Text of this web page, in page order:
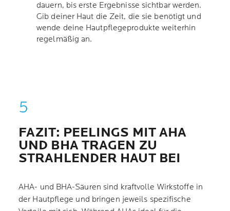
dauern, bis erste Ergebnisse sichtbar werden.
Gib deiner Haut die Zeit, die sie benötigt und
wende deine Hautpflegeprodukte weiterhin
regelmäßig an.
FAZIT: PEELINGS MIT AHA
UND BHA TRAGEN ZU
STRAHLENDER HAUT BEI
AHA- und BHA-Säuren sind kraftvolle Wirkstoffe in
der Hautpflege und bringen jeweils spezifische